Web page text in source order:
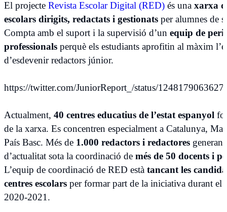
El projecte Revista Escolar Digital (RED) és una xarxa
escolars dirigits, redactats i gestionats per alumnes de
Compta amb el suport i la supervisió d’un equip de
professionals perquè els estudiants aprofitin al màxim
d’esdevenir redactors júnior.
https://twitter.com/JuniorReport_/status/
Actualment, 40 centres educatius de l’estat espanyol
de la xarxa. Es concentren especialment a Catalunya,
País Basc. Més de 1.000 redactors i redactores
d’actualitat sota la coordinació de més de 50 docents i
L’equip de coordinació de RED està tancant les
centres escolars per formar part de la iniciativa durant el
2020-2021.